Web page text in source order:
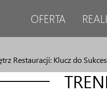
OFERTA
Restauracji: Klucz do